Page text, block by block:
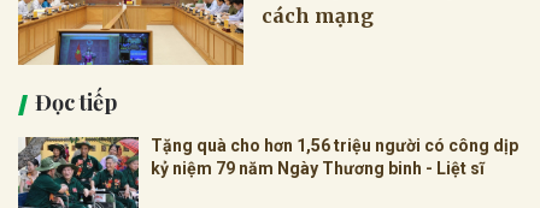
cách mạng
Đọc tiếp
Tặng quà cho hơn 1,56 triệu người có công dịp
kỷ niệm 79 năm Ngày Thương binh - Liệt sĩ